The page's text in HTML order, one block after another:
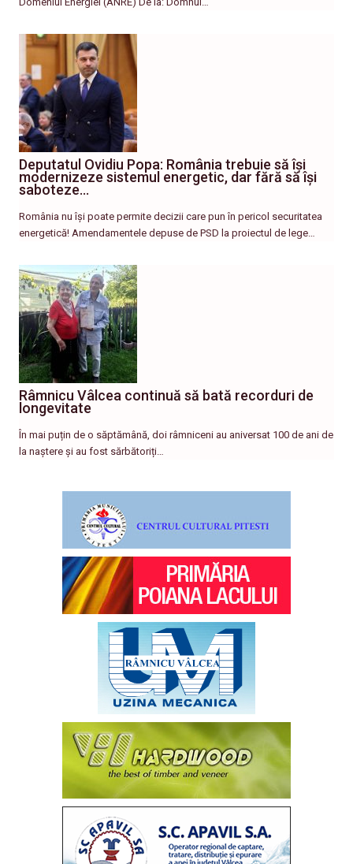
Deputatul Ovidiu Popa: România trebuie să își
modernizeze sistemul energetic, dar fără să își
saboteze…
România nu își poate permite decizii care pun în pericol securitatea
energetică! Amendamentele depuse de PSD la proiectul de lege…
Râmnicu Vâlcea continuă să bată recorduri de
longevitate
În mai puțin de o săptămână, doi râmniceni au aniversat 100 de ani de
la naștere și au fost sărbătoriți…